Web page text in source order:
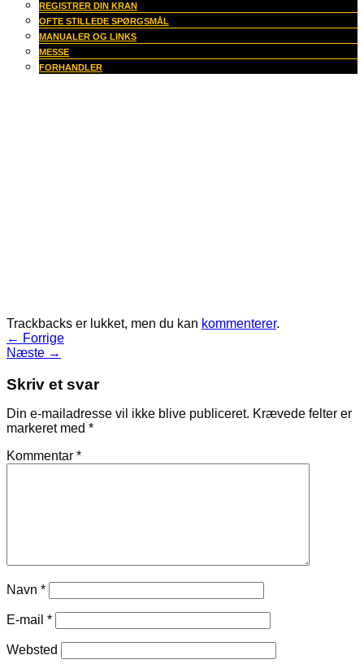
REGISTRER DIN KRAN
OFTE STILLEDE SPØRGSMÅL
MANUALER OG LINKS
MESSE
FORHANDLER
Trackbacks er lukket, men du kan kommenterer.
← Forrige
Næste →
Skriv et svar
Din e-mailadresse vil ikke blive publiceret. Krævede felter er
markeret med *
Kommentar *
Navn *
E-mail *
Websted